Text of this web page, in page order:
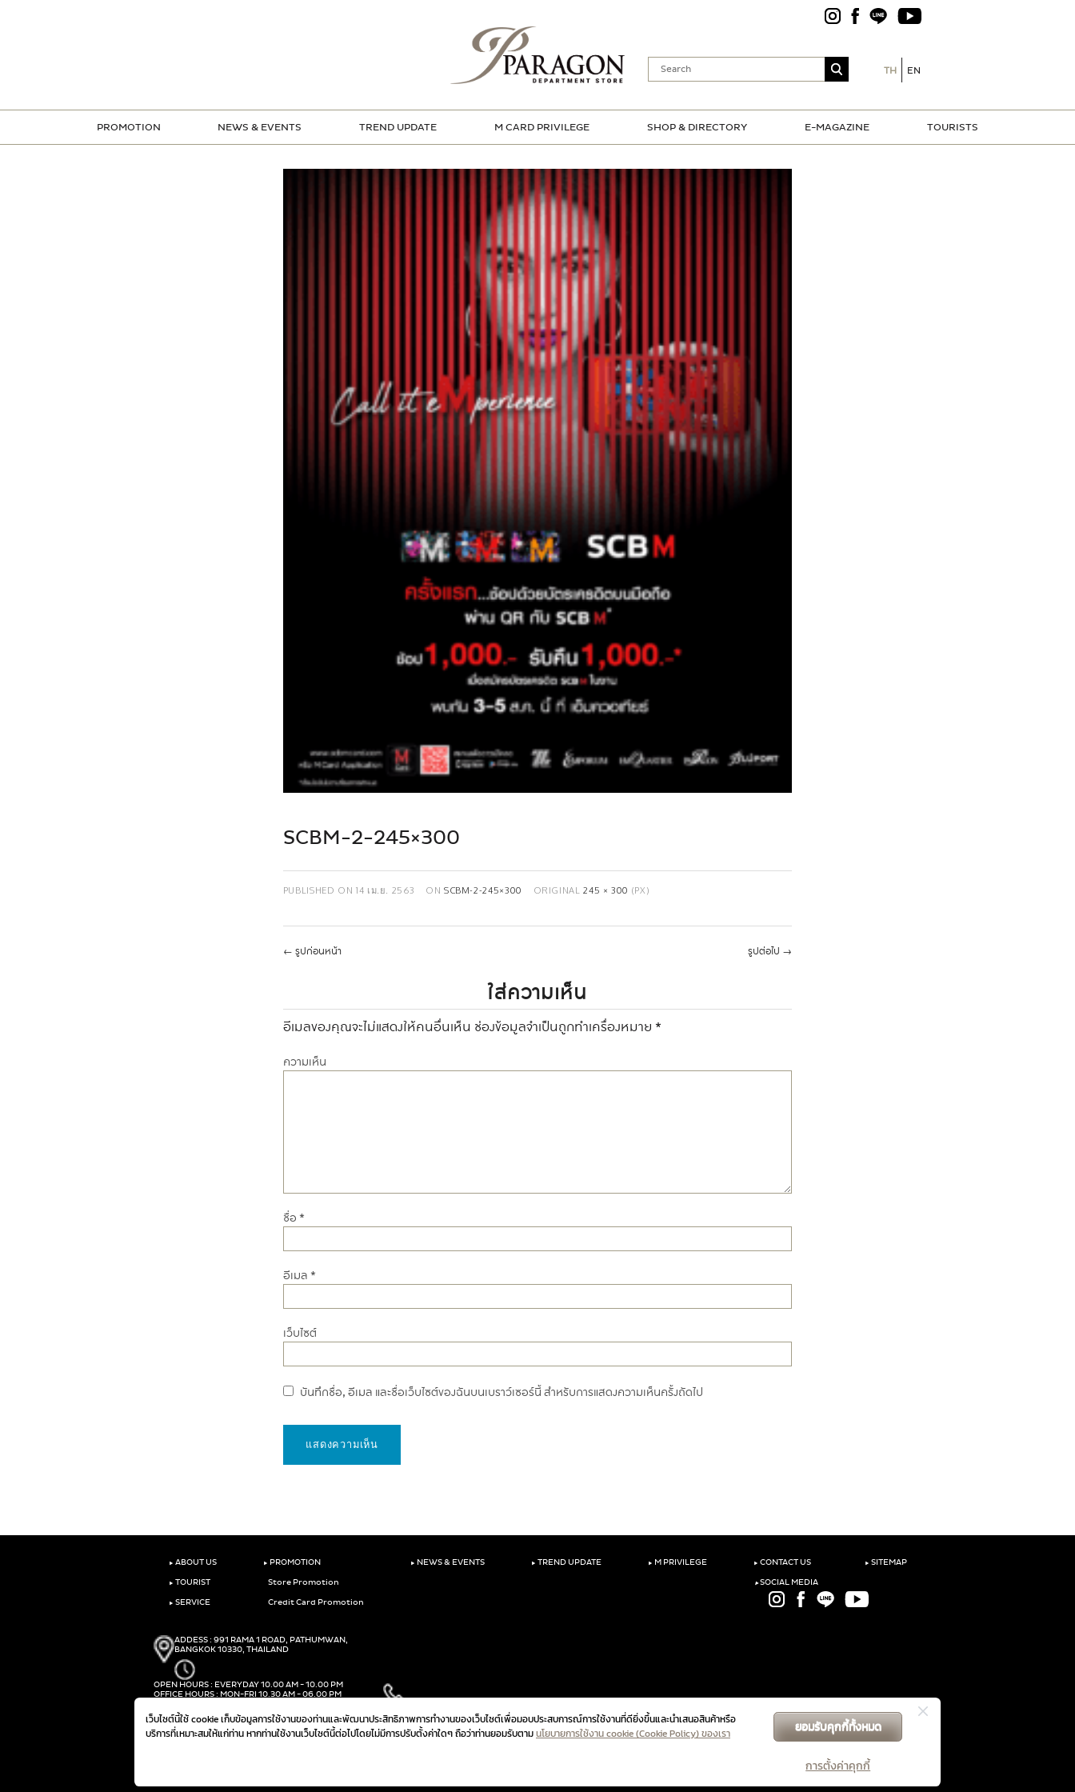
เว็บไซต์นี้ใช้ cookie เก็บข้อมูลการใช้งานของท่านและพัฒนาประสิทธิภาพการทำงานของเว็บไซต์เพื่อมอบประสบการณ์การใช้งานที่ดียิ่งขึ้นและนำเสนอสินค้าหรือ
บริการที่เหมาะสมให้แก่ท่าน หากท่านใช้งานเว็บไซต์นี้ต่อไปโดยไม่มีการปรับตั้งค่าใดๆ ถือว่าท่านยอมรับตามนโยบายการใช้งาน cookie (Cookie Policy) ของเรา ยอมรับคุกกี้ทั้งหมด
การตั้งค่าคุกกี้
TH EN
PROMOTION NEWS & EVENTS TREND UPDATE M CARD PRIVILEGE SHOP & DIRECTORY E-MAGAZINE TOURISTS
SCBM-2-245×300
PUBLISHED ON 14 เม.ย. 2563 ON SCBM-2-245×300 ORIGINAL245 × 300 (PX)
← รูปก่อนหน้า รูปต่อไป →
ใส่ความเห็น
อีเมลของคุณจะไม่แสดงให้คนอื่นเห็น ช่องข้อมูลจำเป็นถูกทำเครื่องหมาย *
ความเห็น
ชื่อ *
อีเมล *
เว็บไซต์
บันทึกชื่อ, อีเมล และชื่อเว็บไซต์ของฉันบนเบราว์เซอร์นี้ สำหรับการแสดงความเห็นครั้งถัดไป
‣ ABOUT US
‣ TOURIST
‣ SERVICE
‣ PROMOTION
Store Promotion
Credit Card Promotion
‣ NEWS & EVENTS ‣ TREND UPDATE ‣ M PRIVILEGE ‣ CONTACT US
‣SOCIAL MEDIA
‣ SITEMAP
ADDESS : 991 RAMA 1 ROAD, PATHUMWAN,
BANGKOK 10330, THAILAND
OPEN HOURS : EVERYDAY 10.00 AM - 10.00 PM
OFFICE HOURS : MON-FRI 10.30 AM - 06.00 PM
FAX :(+66)2-690-1000
GET DIRECTIONS
นโยบายความเป็นส่วนตัว|